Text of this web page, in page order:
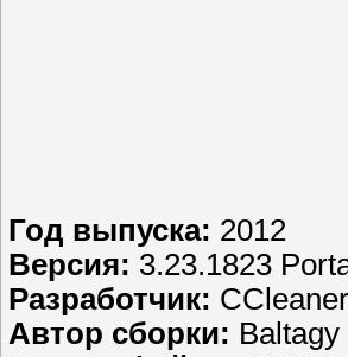
Год выпуска: 2012
Версия: 3.23.1823
Разработчик: CCleaner
Автор сборки: Baltagy